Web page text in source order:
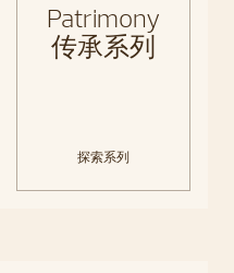
Patrimony
传承系列
探索系列